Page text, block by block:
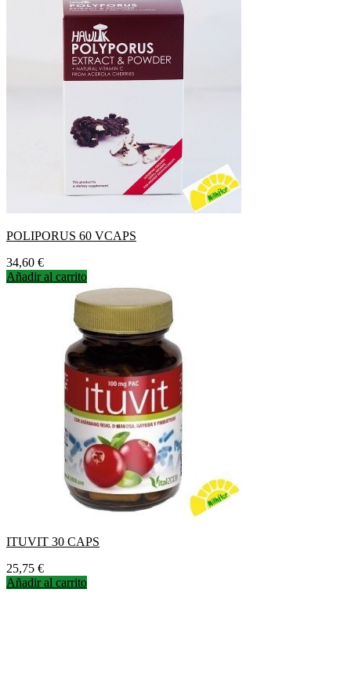
POLIPORUS 60 VCAPS
Precio
34,60 €
Añadir al carrito
ITUVIT 30 CAPS
Precio
25,75 €
Añadir al carrito